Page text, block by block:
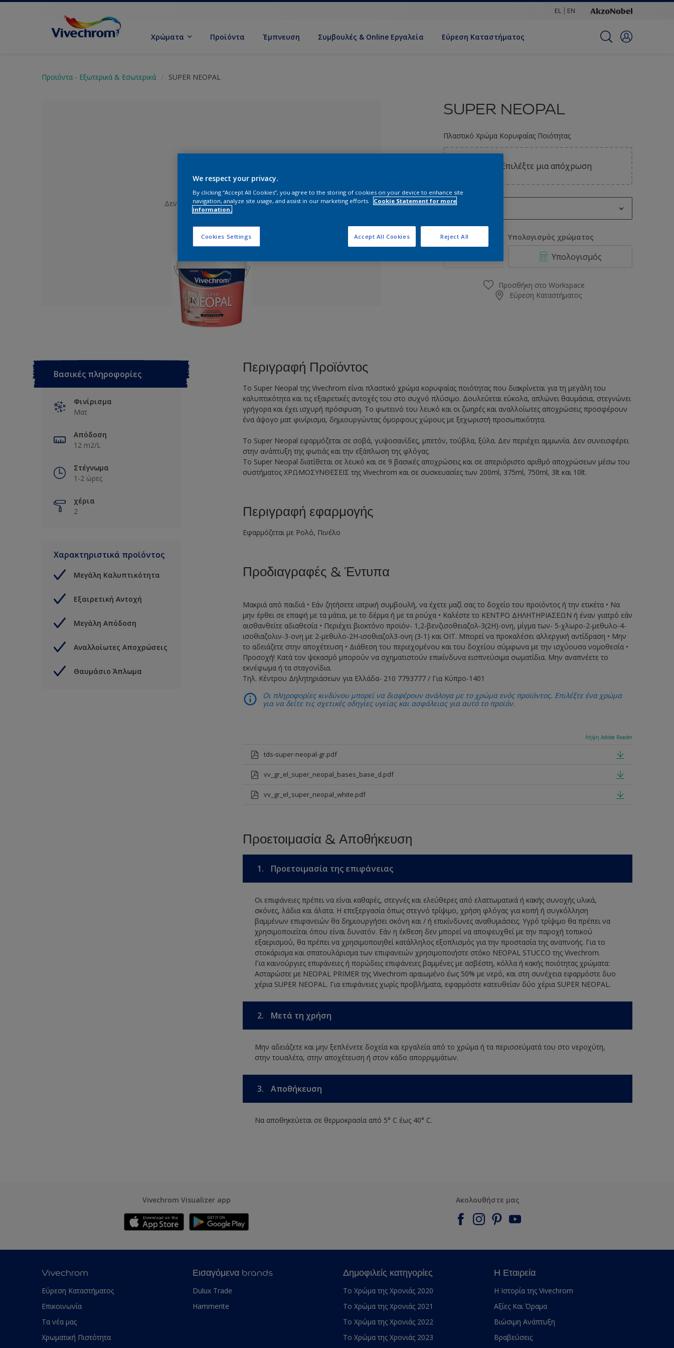
EL EN
Χρώματα Προϊόντα Έμπνευση Συμβουλές & Online Εργαλεία Εύρεση Καταστήματος
Προϊόντα - Εξωτερικά & Εσωτερικά SUPER NEOPAL
Δεν έχει επιλεγεί απόχρωση
SUPER NEOPAL
Πλαστικό Χρώμα Κορυφαίας Ποιότητας
Επιλέξτε μια απόχρωση
0.2L
0.2L
0.37L
0.75L
Ποσότητα Υπολογισμός χρώματος
Υπολογισμός
Προσθήκη στο Workspace
Εύρεση Καταστήματος
Βασικές πληροφορίες
Φινίρισμα
Ματ
Απόδοση
12 m2/L
Στέγνωμα
1-2 ώρες
χέρια
2
Χαρακτηριστικά προϊόντος
Μεγάλη Καλυπτικότητα
Εξαιρετική Αντοχή
Μεγάλη Απόδοση
Αναλλοίωτες Αποχρώσεις
Θαυμάσιο Άπλωμα
Περιγραφή Προϊόντος
Το Super Neopal της Vivechrom είναι πλαστικό χρώμα κορυφαίας ποιότητας που διακρίνεται για τη μεγάλη του
καλυπτικότητα και τις εξαιρετικές αντοχές του στο συχνό πλύσιμο. Δουλεύεται εύκολα, απλώνει θαυμάσια, στεγνώνει
γρήγορα και έχει ισχυρή πρόσφυση. Το φωτεινό του λευκό και οι ζωηρές και αναλλοίωτες αποχρώσεις προσφέρουν
ένα άψογο ματ φινίρισμα, δημιουργώντας όμορφους χώρους με ξεχωριστή προσωπικότητα.
Το Super Neopal εφαρμόζεται σε σοβά, γυψοσανίδες, μπετόν, τούβλα, ξύλα. Δεν περιέχει αμμωνία. Δεν συνεισφέρει
στην ανάπτυξη της φωτιάς και την εξάπλωση της φλόγας.
Το Super Neopal διατίθεται σε λευκό και σε 9 βασικές αποχρώσεις και σε απεριόριστο αριθμό αποχρώσεων μέσω του
συστήματος ΧΡΩΜΟΣΥΝΘΕΣΕΙΣ της Vivechrom και σε συσκευασίες των 200ml, 375ml, 750ml, 3lt και 10lt.
Περιγραφή εφαρμογής
Εφαρμόζεται με Ρολό, Πινέλο
Προδιαγραφές & Έντυπα
Μακριά από παιδιά • Εάν ζητήσετε ιατρική συμβουλή, να έχετε μαζί σας το δοχείο του προϊόντος ή την ετικέτα • Να
μην έρθει σε επαφή με τα μάτια, με το δέρμα ή με τα ρούχα • Καλέστε το ΚΕΝΤΡΟ ΔΗΛΗΤΗΡΙΑΣΕΩΝ ή έναν γιατρό εάν
αισθανθείτε αδιαθεσία • Περιέχει βιοκτόνο προϊόν- 1,2-βενζισοθειαζολ-3(2Η)-ονη, μίγμα των- 5-χλωρο-2-μεθυλο-4-
ισοθιαζολιν-3-ονη με 2-μεθυλο-2Η-ισοθιαζολ3-ονη (3-1) και ΟΙΤ. Μπορεί να προκαλέσει αλλεργική αντίδραση • Μην
το αδειάζετε στην αποχέτευση • Διάθεση του περιεχομένου και του δοχείου σύμφωνα με την ισχύουσα νομοθεσία •
Προσοχή! Κατά τον ψεκασμό μπορούν να σχηματιστούν επικίνδυνα εισπνεύσιμα σωματίδια. Μην αναπνέετε το
εκνέφωμα ή τα σταγονίδια.
Τηλ. Κέντρου Δηλητηριάσεων για Ελλάδα- 210 7793777 / Για Κύπρο-1401
Οι πληροφορίες κινδύνου μπορεί να διαφέρουν ανάλογα με το χρώμα ενός προϊόντος. Επιλέξτε ένα χρώμα
για να δείτε τις σχετικές οδηγίες υγείας και ασφάλειας για αυτό το προϊόν.
Λήψη Adobe Reader
tds-super-neopal-gr.pdf
vv_gr_el_super_neopal_bases_base_d.pdf
vv_gr_el_super_neopal_white.pdf
Προετοιμασία & Αποθήκευση
1. Προετοιμασία της επιφάνειας
Οι επιφάνειες πρέπει να είναι καθαρές, στεγνές και ελεύθερες από ελαττωματικά ή κακής συνοχής υλικά,
σκόνες, λάδια και άλατα. Η επεξεργασία όπως στεγνό τρίψιμο, χρήση φλόγας για κοπή ή συγκόλληση
βαμμένων επιφανειών θα δημιουργήσει σκόνη και / ή επικίνδυνες αναθυμιάσεις. Υγρό τρίψιμο θα πρέπει να
χρησιμοποιείται όπου είναι δυνατόν. Εάν η έκθεση δεν μπορεί να αποφευχθεί με την παροχή τοπικού
εξαερισμού, θα πρέπει να χρησιμοποιηθεί κατάλληλος εξοπλισμός για την προστασία της αναπνοής. Για το
στοκάρισμα και σπατουλάρισμα των επιφανειών χρησιμοποιήστε στόκο NEOPAL STUCCO της Vivechrom.
Για καινούργιες επιφάνειες ή πορώδεις επιφάνειες βαμμένες με ασβέστη, κόλλα ή κακής ποιότητας χρώματα:
Ασταρώστε με NEOPAL PRIMER της Vivechrom αραιωμένο έως 50% με νερό, και στη συνέχεια εφαρμόστε δυο
χέρια SUPER NEOPAL. Για επιφάνειες χωρίς προβλήματα, εφαρμόστε κατευθείαν δύο χέρια SUPER NEOPAL.
2. Μετά τη χρήση
Μην αδειάζετε και μην ξεπλένετε δοχεία και εργαλεία από το χρώμα ή τα περισσεύματά του στο νεροχύτη,
στην τουαλέτα, στην αποχέτευση ή στον κάδο απορριμμάτων.
3. Αποθήκευση
Να αποθηκεύεται σε θερμοκρασία από 5° C έως 40° C.
Vivechrom Visualizer app Ακολουθήστε μας
Vivechrom
Εύρεση Καταστήματος
Επικοινωνία
Τα νέα μας
Χρωματική Πιστότητα
Εισαγόμενα brands
Dulux Trade
Hammerite
Δημοφιλείς κατηγορίες
Το Χρώμα της Χρονιάς 2020
Το Χρώμα της Χρονιάς 2021
Το Χρώμα της Χρονιάς 2022
Το Χρώμα της Χρονιάς 2023
Η Εταιρεία
Η Ιστορία της Vivechrom
Αξίες Και Όραμα
Βιώσιμη Ανάπτυξη
Βραβεύσεις
We respect your privacy.
By clicking “Accept All Cookies”, you agree to the storing of cookies on your device to enhance site
navigation, analyze site usage, and assist in our marketing efforts.
Cookie Statement for more
information.
Cookies Settings Reject All
Accept All Cookies